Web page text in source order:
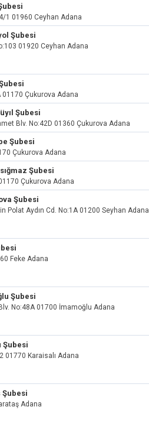
1 01960 Ceyhan Adana
Şubesi
01920 Ceyhan Adana
01170 Çukurova Adana
Şubesi
Blv. No:42D 01360 Çukurova Adana
Şubesi
Çukurova Adana
Şubesi
Çukurova Adana
Şubesi
Polat Aydın Cd. No:1A 01200 Seyhan Adana
Feke Adana
Şubesi
No:48A 01700 İmamoğlu Adana
Şubesi
01770 Karaisalı Adana
Şubesi
Adana